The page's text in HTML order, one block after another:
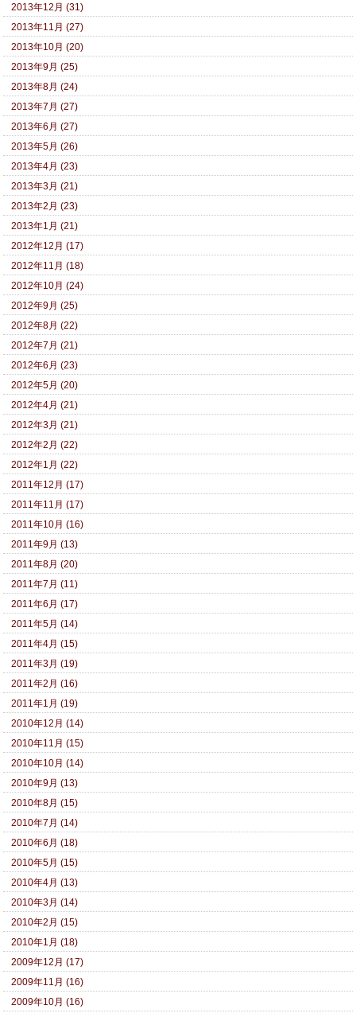
2013年12月 (31)
2013年11月 (27)
2013年10月 (20)
2013年9月 (25)
2013年8月 (24)
2013年7月 (27)
2013年6月 (27)
2013年5月 (26)
2013年4月 (23)
2013年3月 (21)
2013年2月 (23)
2013年1月 (21)
2012年12月 (17)
2012年11月 (18)
2012年10月 (24)
2012年9月 (25)
2012年8月 (22)
2012年7月 (21)
2012年6月 (23)
2012年5月 (20)
2012年4月 (21)
2012年3月 (21)
2012年2月 (22)
2012年1月 (22)
2011年12月 (17)
2011年11月 (17)
2011年10月 (16)
2011年9月 (13)
2011年8月 (20)
2011年7月 (11)
2011年6月 (17)
2011年5月 (14)
2011年4月 (15)
2011年3月 (19)
2011年2月 (16)
2011年1月 (19)
2010年12月 (14)
2010年11月 (15)
2010年10月 (14)
2010年9月 (13)
2010年8月 (15)
2010年7月 (14)
2010年6月 (18)
2010年5月 (15)
2010年4月 (13)
2010年3月 (14)
2010年2月 (15)
2010年1月 (18)
2009年12月 (17)
2009年11月 (16)
2009年10月 (16)